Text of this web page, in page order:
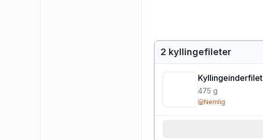
2 kyllingefileter
Kyllingeinderfilet
475 g
Nemlig